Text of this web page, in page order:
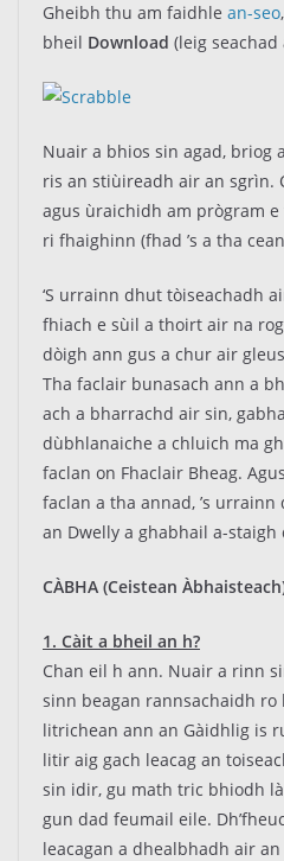
Gheibh thu am faidhle an-seo
bheil Download (leig seachad
Nuair a bhios sin agad, briog
ris an stiùireadh air an sgrìn.
agus ùraichidh am prògram
ri fhaighinn (fhad ’s a tha
‘S urrainn dhut tòiseachadh
fhiach e sùil a thoirt air na
dòigh ann gus a chur air
Tha faclair bunasach ann a
ach a bharrachd air sin,
dùbhlanaiche a chluich ma
faclan on Fhaclair Bheag.
faclan a tha annad, ’s
an Dwelly a ghabhail a-staigh
CÀBHA (Ceistean
1. Càit a bheil an h?
Chan eil h ann. Nuair a rinn
sinn beagan rannsachaidh
litrichean ann an Gàidhlig is
litir aig gach leacag an
sin idir, gu math tric bhiodh
gun dad feumail eile.
leacagan a dhealbhadh air